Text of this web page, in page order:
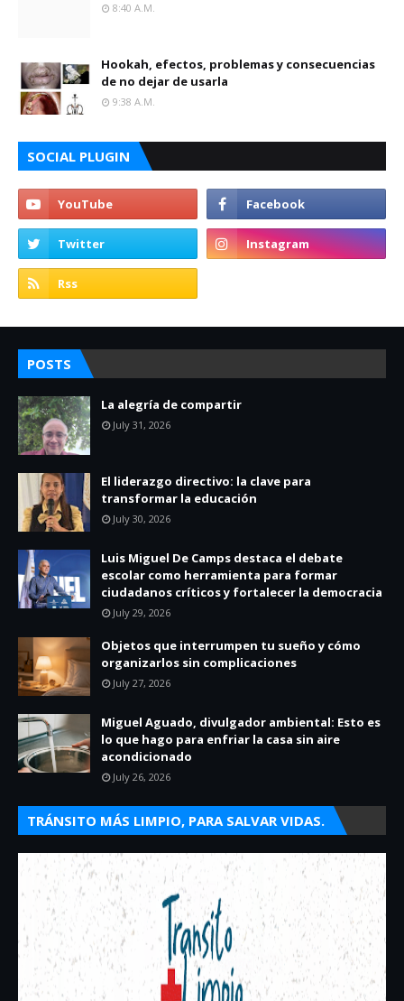
8:40 A.m.
Hookah, efectos, problemas y consecuencias
de no dejar de usarla
9:38 A.m.
SOCIAL PLUGIN
POSTS
La alegría de compartir
July 31, 2026
El liderazgo directivo: la clave para
transformar la educación
July 30, 2026
Luis Miguel De Camps destaca el debate
escolar como herramienta para formar
ciudadanos críticos y fortalecer la democracia
July 29, 2026
Objetos que interrumpen tu sueño y cómo
organizarlos sin complicaciones
July 27, 2026
Miguel Aguado, divulgador ambiental: Esto es
lo que hago para enfriar la casa sin aire
acondicionado
July 26, 2026
TRÁNSITO MÁS LIMPIO, PARA SALVAR VIDAS.